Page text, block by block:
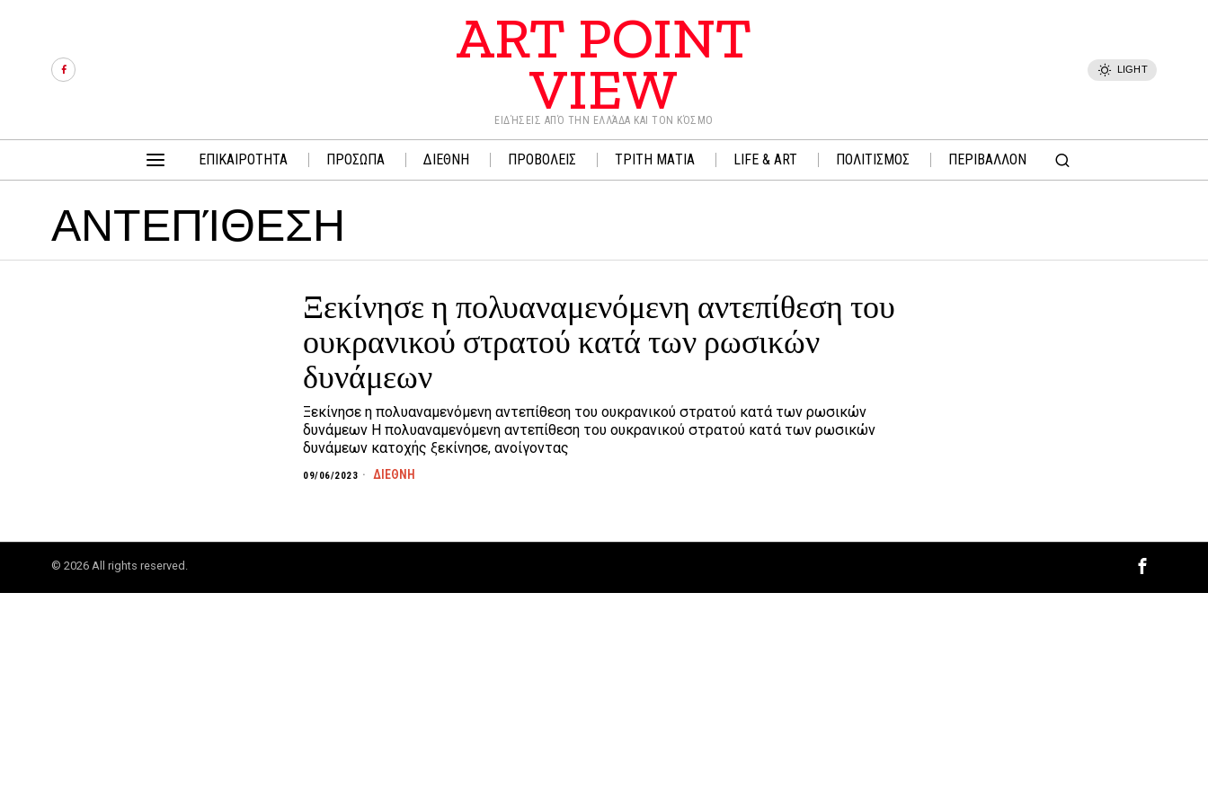
ART POINT
VIEW
ΕΙΔΉΣΕΙΣ ΑΠΌ ΤΗΝ ΕΛΛΆΔΑ ΚΑΙ ΤΟΝ ΚΌΣΜΟ
LIGHT
ΕΠΙΚΑΙΡΟΤΗΤΑ ΠΡΟΣΩΠΑ ΔΙΕΘΝΗ ΠΡΟΒΟΛΕΙΣ ΤΡΙΤΗ ΜΑΤΙΑ LIFE & ART ΠΟΛΙΤΙΣΜΟΣ ΠΕΡΙΒΑΛΛΟΝ
ΑΝΤΕΠΊΘΕΣΗ
Ξεκίνησε η πολυαναμενόμενη αντεπίθεση του
ουκρανικού στρατού κατά των ρωσικών
δυνάμεων
Ξεκίνησε η πολυαναμενόμενη αντεπίθεση του ουκρανικού στρατού κατά των ρωσικών
δυνάμεων Η πολυαναμενόμενη αντεπίθεση του ουκρανικού στρατού κατά των ρωσικών
δυνάμεων κατοχής ξεκίνησε, ανοίγοντας
09/06/2023 ΔΙΕΘΝΗ
© 2026 All rights reserved.